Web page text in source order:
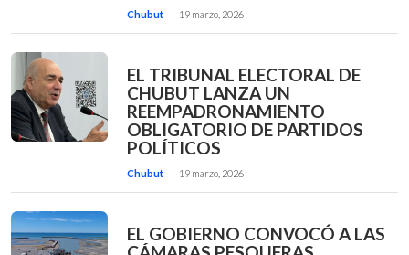
Chubut 19 marzo, 2026
EL TRIBUNAL ELECTORAL DE
CHUBUT LANZA UN
REEMPADRONAMIENTO
OBLIGATORIO DE PARTIDOS
POLÍTICOS
Chubut 19 marzo, 2026
EL GOBIERNO CONVOCÓ A LAS